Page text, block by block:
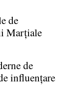
de
Marţiale
de
influenţare